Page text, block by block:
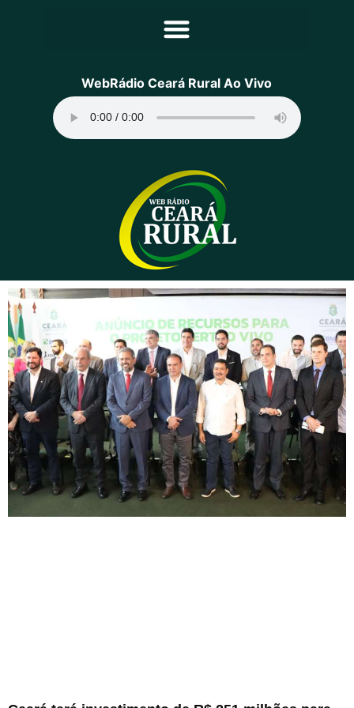
Principal
Programação
Equipe
Contato
Sobre
WebRádio Ceará Rural Ao Vivo